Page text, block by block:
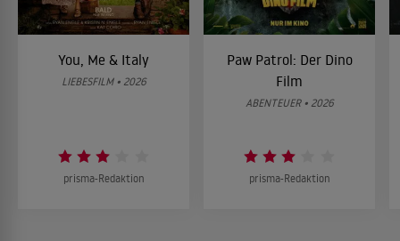
You, Me & Italy
LIEBESFILM • 2026
prisma-Redaktion
Paw Patrol: Der Dino
Film
ABENTEUER • 2026
prisma-Redaktion